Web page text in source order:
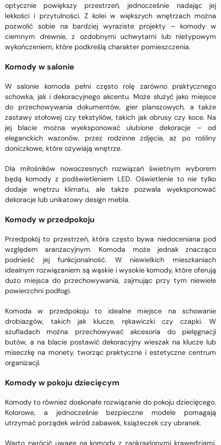
optycznie powiększy przestrzeń, jednocześnie nadając jej
lekkości i przytulności. Z kolei w większych wnętrzach można
pozwolić sobie na bardziej wyraziste projekty – komody w
ciemnym drewnie, z ozdobnymi uchwytami lub nietypowym
wykończeniem, które podkreślą charakter pomieszczenia.
Komody w salonie
W salonie komoda pełni często rolę zarówno praktycznego
schowka, jak i dekoracyjnego akcentu. Może służyć jako miejsce
do przechowywania dokumentów, gier planszowych, a także
zastawy stołowej czy tekstyliów, takich jak obrusy czy koce. Na
jej blacie można wyeksponować ulubione dekoracje – od
eleganckich wazonów, przez rodzinne zdjęcia, aż po rośliny
doniczkowe, które ożywiają wnętrze.
Dla miłośników nowoczesnych rozwiązań świetnym wyborem
będą komody z podświetleniem LED. Oświetlenie to nie tylko
dodaje wnętrzu klimatu, ale także pozwala wyeksponować
dekoracje lub unikatowy design mebla.
Komody w przedpokoju
Przedpokój to przestrzeń, która często bywa niedoceniana pod
względem aranżacyjnym. Komoda może jednak znacząco
podnieść jej funkcjonalność. W niewielkich mieszkaniach
idealnym rozwiązaniem są wąskie i wysokie komody, które oferują
dużo miejsca do przechowywania, zajmując przy tym niewiele
powierzchni podłogi.
Komoda w przedpokoju to idealne miejsce na schowanie
drobiazgów, takich jak klucze, rękawiczki czy czapki. W
szufladach można przechowywać akcesoria do pielęgnacji
butów, a na blacie postawić dekoracyjny wieszak na klucze lub
miseczkę na monety, tworząc praktyczne i estetyczne centrum
organizacji.
Komody w pokoju dziecięcym
Komody to również doskonałe rozwiązanie do pokoju dziecięcego.
Kolorowe, a jednocześnie bezpieczne modele pomagają
utrzymać porządek wśród zabawek, książeczek czy ubranek.
Warto zwrócić uwagę na komody z zaokrąglonymi krawędziami,